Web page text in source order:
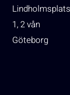
1, 2 vån
Göteborg